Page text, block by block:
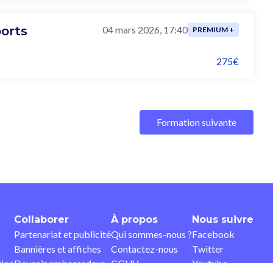
04 mars 2026, 17:40 PREMIUM +
275€
Formation suivante
Collaborer
Partenariat et publicité
Bannières et affiches
À propos
Qui sommes-nous ?
Contactez-nous
Nous suivre
Facebook
Twitter